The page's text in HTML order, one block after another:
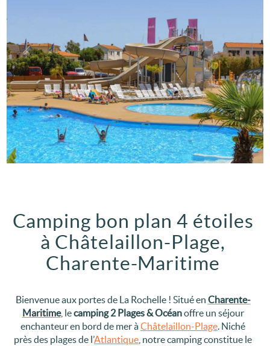
Camping bon plan 4 étoiles
à Châtelaillon-Plage,
Charente-Maritime
Bienvenue aux portes de La Rochelle ! Situé en Charente-
Maritime, lecamping 2 Plages & Océanoffre un séjour
enchanteur en bord de mer àChâtelaillon-Plage . Niché
près des plages de l’Atlantique , notre camping constitue le